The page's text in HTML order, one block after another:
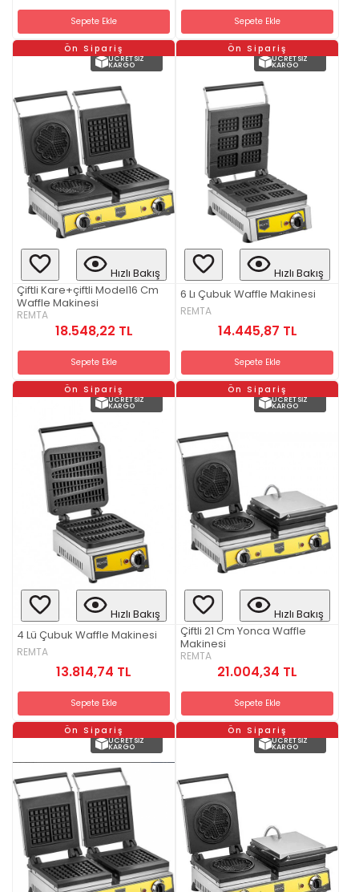
Sepete Ekle Sepete Ekle
Ön Sipariş
ÜCRETSIZ
KARGO
Hızlı Bakış
Çiftli Kare+çiftli Model16 Cm
Waffle Makinesi
REMTA
18.548,22 TL
Sepete Ekle
Ön Sipariş
ÜCRETSIZ
KARGO
Hızlı Bakış
6 Lı Çubuk Waffle Makinesi
REMTA
14.445,87 TL
Sepete Ekle
Ön Sipariş
ÜCRETSIZ
KARGO
Hızlı Bakış
4 Lü Çubuk Waffle Makinesi
REMTA
13.814,74 TL
Sepete Ekle
Ön Sipariş
ÜCRETSIZ
KARGO
Hızlı Bakış
Çiftli 21 Cm Yonca Waffle
Makinesi
REMTA
21.004,34 TL
Sepete Ekle
Ön Sipariş
ÜCRETSIZ
KARGO
Ön Sipariş
ÜCRETSIZ
KARGO